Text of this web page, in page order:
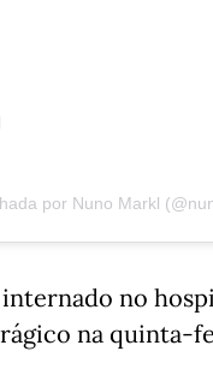
por Nuno Markl
no
na quinta-